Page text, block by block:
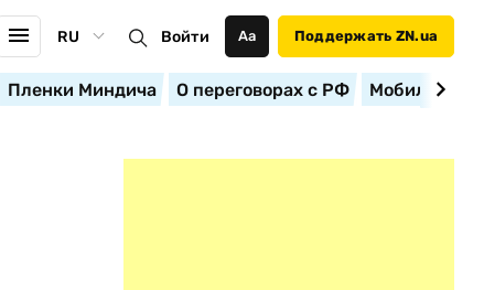
RU Войти Аа Поддержать ZN.ua
Пленки Миндича О переговорах с РФ